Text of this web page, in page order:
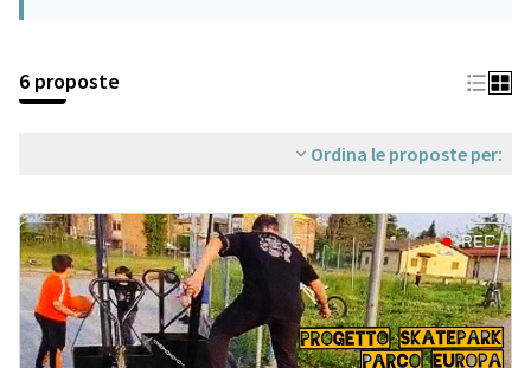
6 proposte
Ordina le proposte per: